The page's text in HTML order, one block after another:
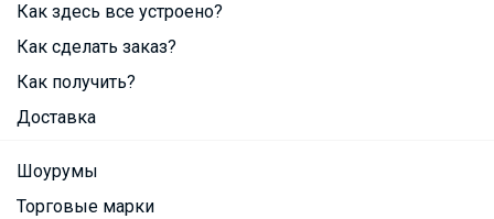
Как здесь все устроено?
Как сделать заказ?
Как получить?
Доставка
Шоурумы
Торговые марки